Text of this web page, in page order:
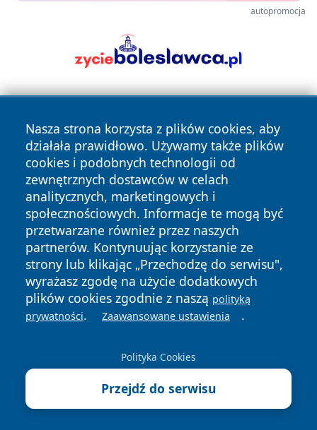
autopromocja
Nasza strona korzysta z plików cookies, aby
działała prawidłowo. Używamy także plików
cookies i podobnych technologii od
zewnętrznych dostawców w celach
analitycznych, marketingowych i
społecznościowych. Informacje te mogą być
przetwarzane również przez naszych
partnerów. Kontynuując korzystanie ze
strony lub klikając „Przechodzę do serwisu",
wyrażasz zgodę na użycie dodatkowych
plików cookies zgodnie z naszą polityką
prywatności. Zaawansowane ustawienia .
Polityka Cookies
Przejdź do serwisu
Copyright © 2026 jastrzebienews.pl Wszystkie prawa
zastrzeżone.
News Autorzy
Polityka
Prywatności
Polityka
Cookies